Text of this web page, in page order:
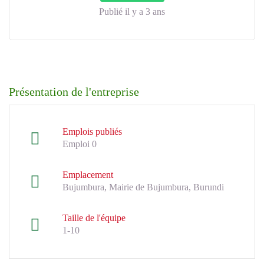
Publié il y a 3 ans
Présentation de l'entreprise
Emplois publiés
Emploi 0
Emplacement
Bujumbura, Mairie de Bujumbura, Burundi
Taille de l'équipe
1-10